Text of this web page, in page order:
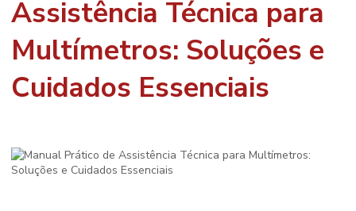
Assistência Técnica para
Multímetros: Soluções e
Cuidados Essenciais